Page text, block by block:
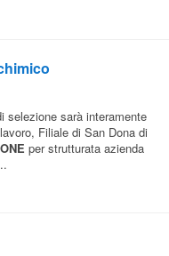
selezione sarà interamente
Filiale di San Dona di
per strutturata azienda